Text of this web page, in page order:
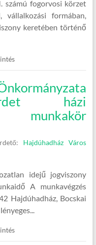
számú fogorvosi körzet
vállalkozási formában,
keretében történő
házi
munkakör
Hajdúhadház Város
idejű jogviszony
A munkavégzés
Hajdúhadház, Bocskai